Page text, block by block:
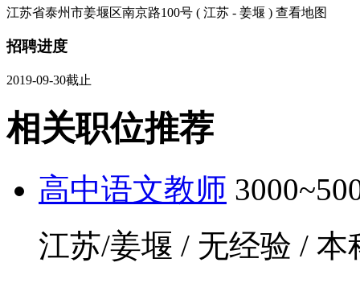
江苏省泰州市姜堰区南京路100号 ( 江苏 - 姜堰 ) 查看地图
招聘进度
2019-09-30截止
相关职位推荐
高中语文教师
江苏/姜堰 / 无经验 / 本